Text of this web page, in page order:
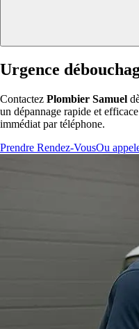
Urgence
Contactez Plombier Samuel
un dépannage rapide et
immédiat par téléphone.
Prendre Rendez-VousOu